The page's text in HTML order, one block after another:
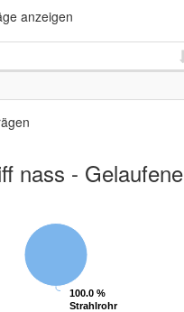
anzeigen
nass -
100.0 %
Strahlrohr
100.0 %
Strahlrohr